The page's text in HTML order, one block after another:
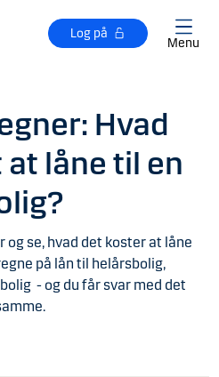
Log på
Menu
Hvad
låne til en
og se, hvad det koster at låne
på lån til helårsbolig,
- og du får svar med det